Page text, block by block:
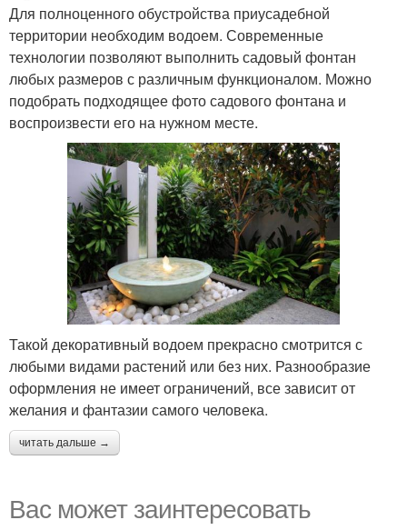
Для полноценного обустройства приусадебной
территории необходим водоем. Современные
технологии позволяют выполнить садовый фонтан
любых размеров с различным функционалом. Можно
подобрать подходящее фото садового фонтана и
воспроизвести его на нужном месте.
Такой декоративный водоем прекрасно смотрится с
любыми видами растений или без них. Разнообразие
оформления не имеет ограничений, все зависит от
желания и фантазии самого человека.
читать дальше →
Вас может заинтересовать